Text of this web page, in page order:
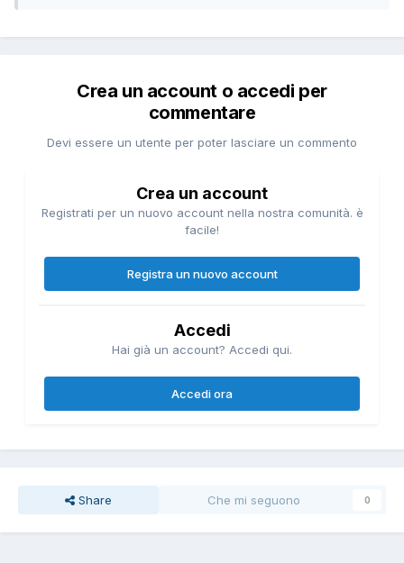
Crea un account o accedi per
commentare
Devi essere un utente per poter lasciare un commento
Crea un account
Registrati per un nuovo account nella nostra comunità. è
facile!
Registra un nuovo account
Accedi
Hai già un account? Accedi qui.
Accedi ora
Share Che mi seguono 0